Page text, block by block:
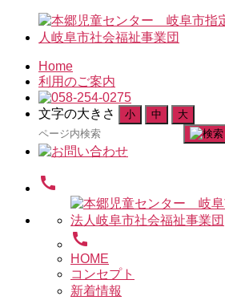
Home
利用のご案内
文字の大きさ 小 中 大
検
索
象:
call
call
HOME
コンセプト
新着情報